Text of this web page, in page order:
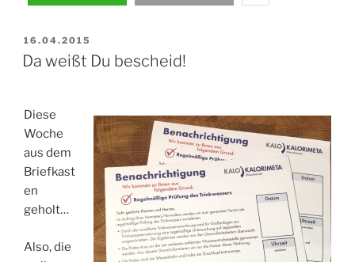
VERÖFFENTLICHT
AM
16.04.2015
Da weißt Du bescheid!
Diese
Woche
aus dem
Briefkast
en
geholt…
Also, die